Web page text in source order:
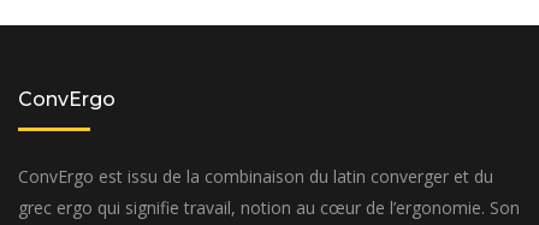
ConvErgo
ConvErgo est issu de la combinaison du latin converger et du
grec ergo qui signifie travail, notion au cœur de l’ergonomie. Son